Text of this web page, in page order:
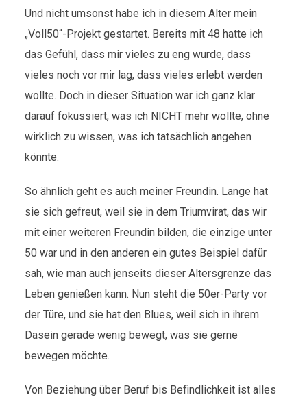
Und nicht umsonst habe ich in diesem Alter mein
„Voll50“-Projekt gestartet. Bereits mit 48 hatte ich
das Gefühl, dass mir vieles zu eng wurde, dass
vieles noch vor mir lag, dass vieles erlebt werden
wollte. Doch in dieser Situation war ich ganz klar
darauf fokussiert, was ich NICHT mehr wollte, ohne
wirklich zu wissen, was ich tatsächlich angehen
könnte.
So ähnlich geht es auch meiner Freundin. Lange hat
sie sich gefreut, weil sie in dem Triumvirat, das wir
mit einer weiteren Freundin bilden, die einzige unter
50 war und in den anderen ein gutes Beispiel dafür
sah, wie man auch jenseits dieser Altersgrenze das
Leben genießen kann. Nun steht die 50er-Party vor
der Türe, und sie hat den Blues, weil sich in ihrem
Dasein gerade wenig bewegt, was sie gerne
bewegen möchte.
Von Beziehung über Beruf bis Befindlichkeit ist alles